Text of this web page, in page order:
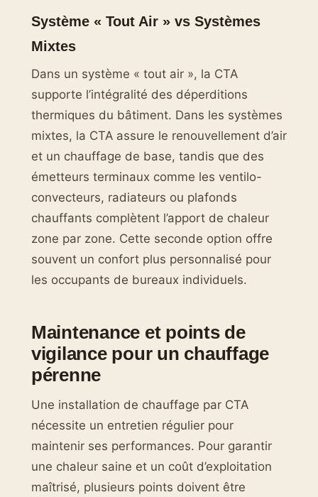
Système « Tout Air » vs Systèmes
Mixtes
Dans un système « tout air », la CTA
supporte l’intégralité des déperditions
thermiques du bâtiment. Dans les systèmes
mixtes, la CTA assure le renouvellement d’air
et un chauffage de base, tandis que des
émetteurs terminaux comme les ventilo-
convecteurs, radiateurs ou plafonds
chauffants complètent l’apport de chaleur
zone par zone. Cette seconde option offre
souvent un confort plus personnalisé pour
les occupants de bureaux individuels.
Maintenance et points de
vigilance pour un chauffage
pérenne
Une installation de chauffage par CTA
nécessite un entretien régulier pour
maintenir ses performances. Pour garantir
une chaleur saine et un coût d’exploitation
maîtrisé, plusieurs points doivent être